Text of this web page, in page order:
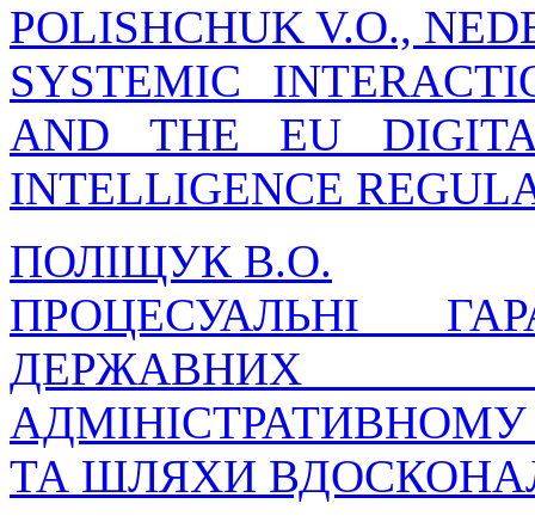
POLISHCHUK V.O.,
SYSTEMIC
AND THE EU
INTELLIGENCE
ПОЛІЩУК В.О.
ПРОЦЕСУАЛЬНІ
ДЕРЖАВНИХ
ТА ШЛЯХИ